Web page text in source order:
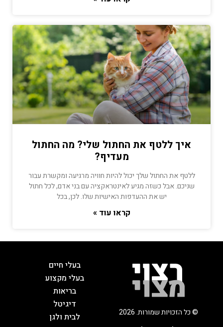
איך ללטף את החתול שלי? מה החתול
מעדיף?
ללטף את החתול שלך יכול להיות חוויה מרגיעה ומקשרת עבור
שניכם. אבל כשזה מגיע לאינטראקציה עם בני אדם, לכל חתול
יש את ההעדפות האישיות שלו. לכן, בכל
קראו עוד »
© כל הזכויות שמורות. 2026
בעלי חיים
בעלי מקצוע
בריאות
דיגיטל
לבית ולגן